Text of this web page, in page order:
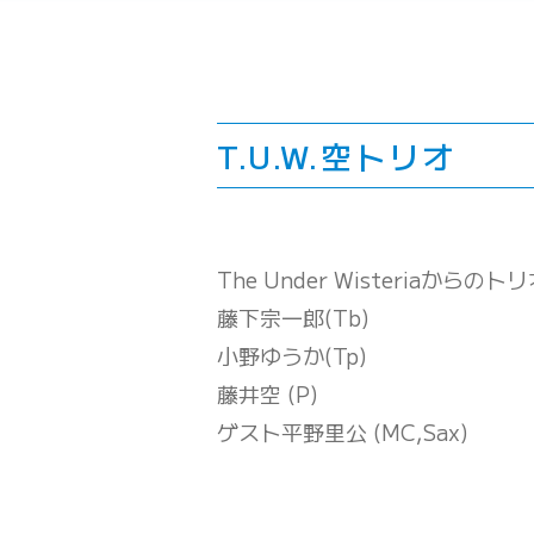
T.U.W.空トリオ
The Under Wisteriaからのトリ
藤下宗一郎(Tb)
小野ゆうか(Tp)
藤井空 (P)
ゲスト平野里公 (MC,Sax)